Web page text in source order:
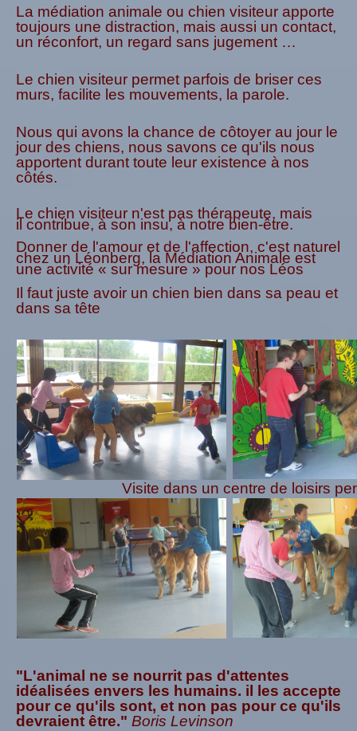
La médiation animale ou chien visiteur apporte
toujours une distraction, mais aussi un contact,
un réconfort, un regard sans jugement …
Le chien visiteur permet parfois de briser ces
murs, facilite les mouvements, la parole.
Nous qui avons la chance de côtoyer au jour le
jour des chiens, nous savons ce qu'ils nous
apportent durant toute leur existence à nos
côtés.
Le chien visiteur n'est pas thérapeute, mais
il contribue, à son insu, à notre bien-être.
Donner de l'amour et de l'affection, c'est naturel
chez un Léonberg, la Médiation Animale est
une activité « sur mesure » pour nos Léos
Il faut juste avoir un chien bien dans sa peau et
dans sa tête
Visite dans un centre de loisirs
"L'animal ne se nourrit pas d'attentes
idéalisées envers les humains. il les accepte
pour ce qu'ils sont, et non pas pour ce qu'ils
devraient être." Boris Levinson